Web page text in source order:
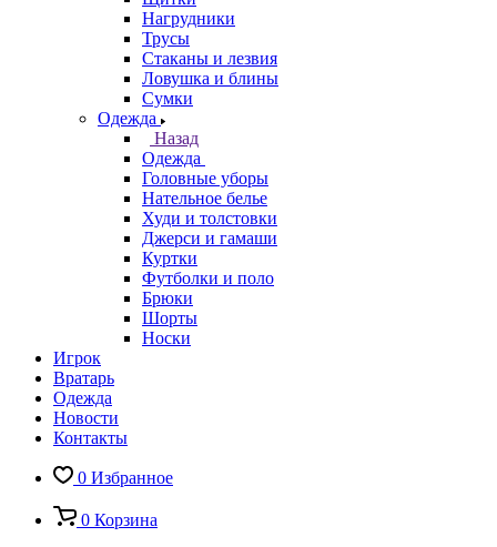
Нагрудники
Трусы
Стаканы и лезвия
Ловушка и блины
Сумки
Одежда
Назад
Одежда
Головные уборы
Нательное белье
Худи и толстовки
Джерси и гамаши
Куртки
Футболки и поло
Брюки
Шорты
Носки
Игрок
Вратарь
Одежда
Новости
Контакты
0 Избранное
0 Корзина